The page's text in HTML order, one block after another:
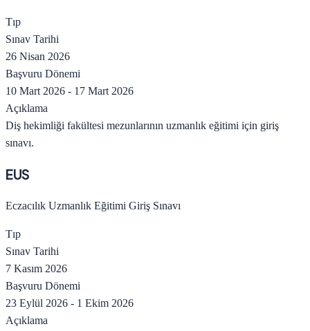
Tıp
Sınav Tarihi
26 Nisan 2026
Başvuru Dönemi
10 Mart 2026 - 17 Mart 2026
Açıklama
Diş hekimliği fakültesi mezunlarının uzmanlık eğitimi için giriş
sınavı.
EUS
Eczacılık Uzmanlık Eğitimi Giriş Sınavı
Tıp
Sınav Tarihi
7 Kasım 2026
Başvuru Dönemi
23 Eylül 2026 - 1 Ekim 2026
Açıklama